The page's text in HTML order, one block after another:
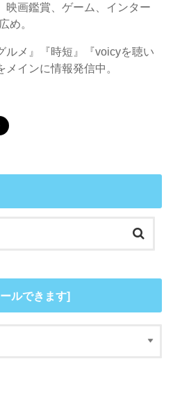
映画鑑賞、ゲーム、インター
め。
ルメ』『時短』『voicyを聴い
インに情報発信中。
ルできます]